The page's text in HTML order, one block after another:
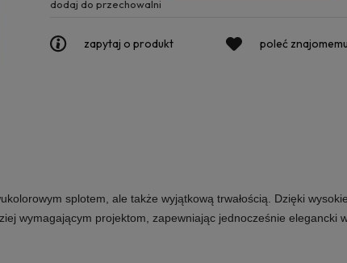
dodaj do przechowalni
zapytaj o produkt poleć znajomemu
splotem, ale także wyjątkową trwałością. Dzięki
wymagającym projektom, zapewniając jednocześnie elegancki